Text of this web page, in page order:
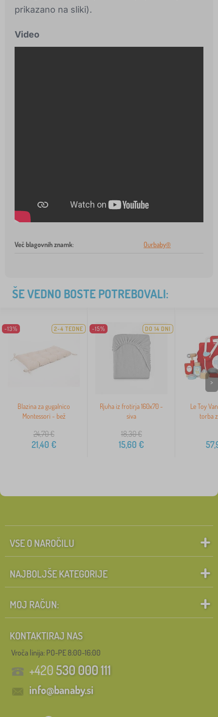
prikazano na sliki).
Video
Več blagovnih znamk: Ourbaby®
ŠE VEDNO BOSTE POTREBOVALI:
-13% 2-4 TEDNE
Blazina za gugalnico
Montessori - bež
24,70€
21,40 €
-15% DO 14 DNI
Rjuha iz frotirja 160x70 -
siva
18,30€
15,60 €
Le Toy
torba
>
VSE O NAROČILU
NAJBOLJŠE KATEGORIJE
MOJ RAČUN:
KONTAKTIRAJ NAS
Vroča linija: PO-PE 8:00-16:00
+420530 000 111
info@banaby.si